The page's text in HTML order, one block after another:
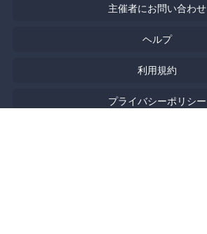
主催者にお問い合わせ
ヘルプ
利用規約
プライバシーポリシー